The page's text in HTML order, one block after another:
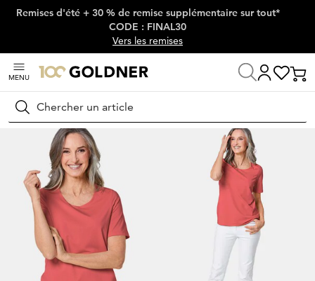
Passer la navigation, aller directement au contenu
Remises d'été + 30 % de remise supplémentaire sur tout*
CODE : FINAL30
Vers les remises
MENU
Rechercher
Maison Mode femme T-shirts